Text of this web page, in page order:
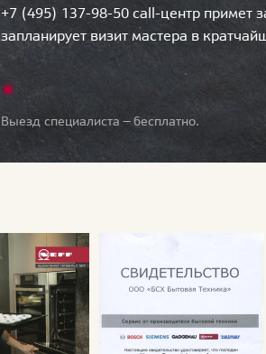
+7 (495) 137-98-50 call-центр примет
запланирует визит мастера в
Выезд специалиста — бесплатно.